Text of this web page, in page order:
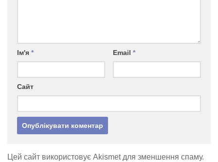
Ім'я * Email *
Сайт
Цей сайт використовує Akismet для зменшення спаму.